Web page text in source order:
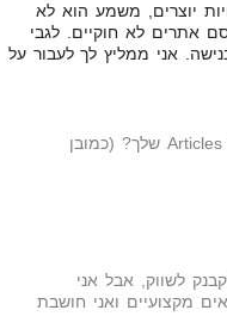
יוצרים, משמע הוא לא
אתרים לא חוקיים. לגבי
אני ממליץ לך לעבור על
מאילו אתרים אתה מוריד מאמרים לעמוד ה Articles שלך? (כמובן
לשווק, אבל אני
מקצועיים ואני חושבת